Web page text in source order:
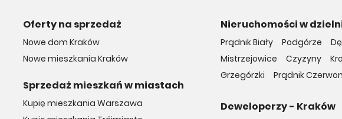
Oferty na sprzedaż
Nowe dom Kraków
Nowe mieszkania Kraków
Sprzedaż mieszkań w miastach
Kupię mieszkania Warszawa
Nieruchomości w
Prądnik Biały Podgórze
Mistrzejowice
Czyżyny
Grzegórzki
Prądnik
Deweloperzy - Kraków